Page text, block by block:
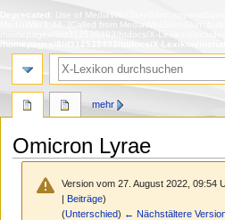
Deprecated : Use of
MediaWiki 1.44. [Called from
/homepages/8/d312538493/htdocs/X-Lexikon/
/homepages/8/d312538493/htdocs/X-Lexikon/
Omicron Lyrae
Version vom 27. August 2022, 09:54
|Beiträge)
(Unterschied) ← Nächstältere
mehr
Suche